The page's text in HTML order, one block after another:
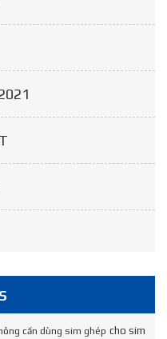
cần dùng sim ghép cho sim